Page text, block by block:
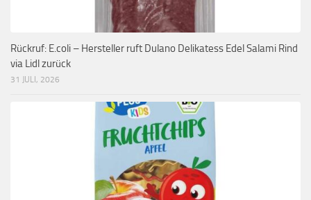
Rückruf: E.coli – Hersteller ruft Dulano Delikatess Edel Salami Rind
via Lidl zurück
31 JULI, 2026